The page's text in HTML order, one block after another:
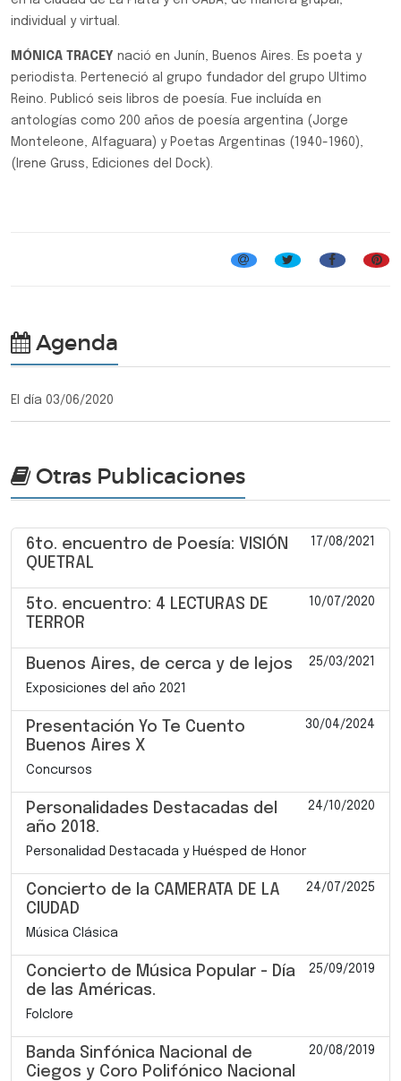
individual y virtual.
MÓNICA TRACEY nació en Junín, Buenos Aires. Es poeta y
periodista. Perteneció al grupo fundador del grupo Ultimo
Reino. Publicó seis libros de poesía. Fue incluída en
antologías como 200 años de poesía argentina (Jorge
Monteleone, Alfaguara) y Poetas Argentinas (1940-1960),
(Irene Gruss, Ediciones del Dock).
Agenda
El día 03/06/2020
Otras Publicaciones
6to. encuentro de Poesía: VISIÓN
QUETRAL
17/08/2021
5to. encuentro: 4 LECTURAS DE
TERROR
10/07/2020
Buenos Aires, de cerca y de lejos 25/03/2021
Exposiciones del año 2021
Presentación Yo Te Cuento
Buenos Aires X
30/04/2024
Concursos
Personalidades Destacadas del
año 2018.
24/10/2020
Personalidad Destacada y Huésped de Honor
Concierto de la CAMERATA DE LA
CIUDAD
24/07/2025
Música Clásica
Concierto de Música Popular - Día
de las Américas.
25/09/2019
Folclore
Banda Sinfónica Nacional de
Ciegos y Coro Polifónico Nacional
20/08/2019